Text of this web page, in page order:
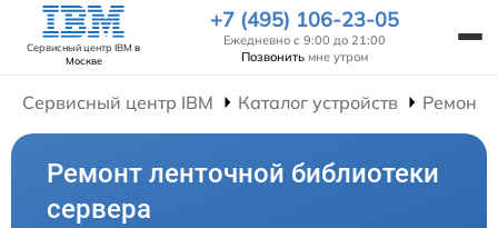
Сервисный центр IBM в
Москве
+7 (495) 106-23-05
Ежедневно с 9:00 до 21:00
Позвонить мне утром
Сервисный центр IBM Каталог устройств Ремонт
Ремонт ленточной библиотеки
сервера